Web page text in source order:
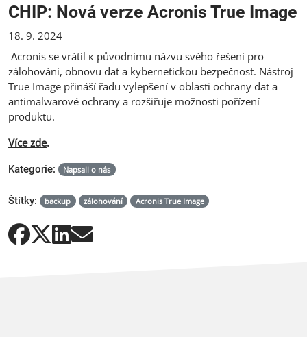
CHIP: Nová verze Acronis True Image
18. 9. 2024
Acronis se vrátil к původnímu názvu svého řešení pro
zálohování, obnovu dat a kybernetickou bezpečnost. Nástroj
True Image přináší řadu vylepšení v oblasti ochrany dat a
antimalwarové ochrany a rozšiřuje možnosti pořízení
produktu.
Více zde.
Kategorie: Napsali o nás
Štítky: backup zálohování Acronis True Image